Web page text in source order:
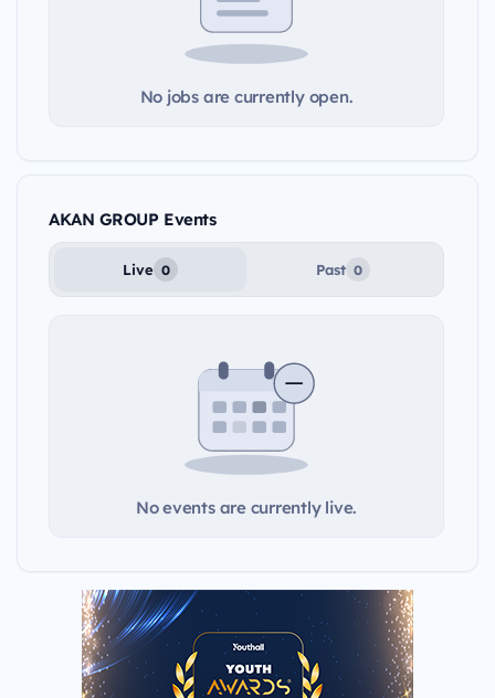
No jobs are currently open.
AKAN GROUP Events
Live 0 Past 0
No events are currently live.